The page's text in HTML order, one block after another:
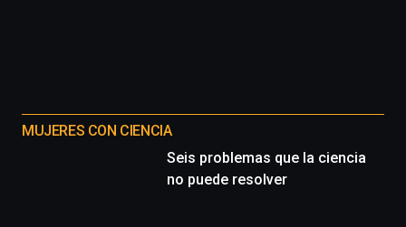
MUJERES CON CIENCIA
Seis problemas que la ciencia
no puede resolver